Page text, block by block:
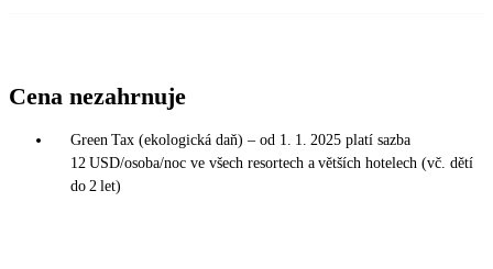
Cena nezahrnuje
Green Tax (ekologická daň) – od 1. 1. 2025 platí sazba
12 USD/osoba/noc ve všech resortech a větších hotelech (vč. dětí
do 2 let)